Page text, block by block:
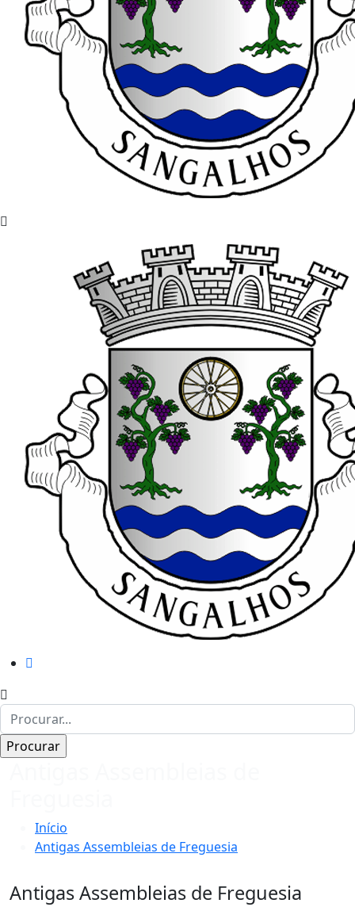
Início
Antigas Assembleias de Freguesia
Antigas Assembleias de Freguesia